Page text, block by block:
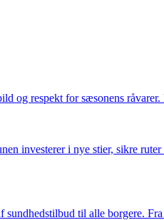
og respekt for sæsonens
investerer i nye stier, sikre
til alle borgere.